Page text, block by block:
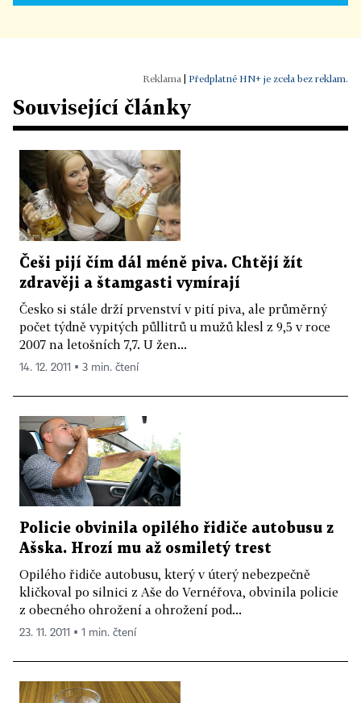
Předplatné HN+ je zcela bez reklam.
Související články
Češi pijí čím dál méně piva. Chtějí žít
zdravěji a štamgasti vymírají
Česko si stále drží prvenství v pití piva, ale průměrný
počet týdně vypitých půllitrů u mužů klesl z 9,5 v roce
2007 na letošních 7,7. U žen...
14. 12. 2011 ▪ 3 min. čtení
Policie obvinila opilého řidiče autobusu z
Ašska. Hrozí mu až osmiletý trest
Opilého řidiče autobusu, který v úterý nebezpečně
kličkoval po silnici z Aše do Vernéřova, obvinila policie
z obecného ohrožení a ohrožení pod...
23. 11. 2011 ▪ 1 min. čtení